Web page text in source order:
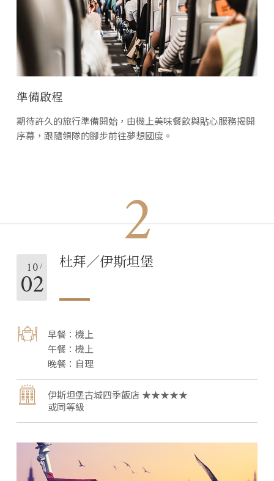
準備啟程
期待許久的旅行準備開始，由機上美味餐飲與貼心服務揭開
序幕，跟隨領隊的腳步前往夢想國度。
2
10
02
杜拜／伊斯坦堡
機上
機上
自理
伊斯坦堡古城四季飯店 ★★★★★
或同等級